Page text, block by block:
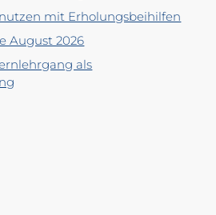
mit Erholungsbeihilfen
August 2026
als